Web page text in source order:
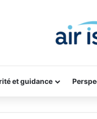
et guidance